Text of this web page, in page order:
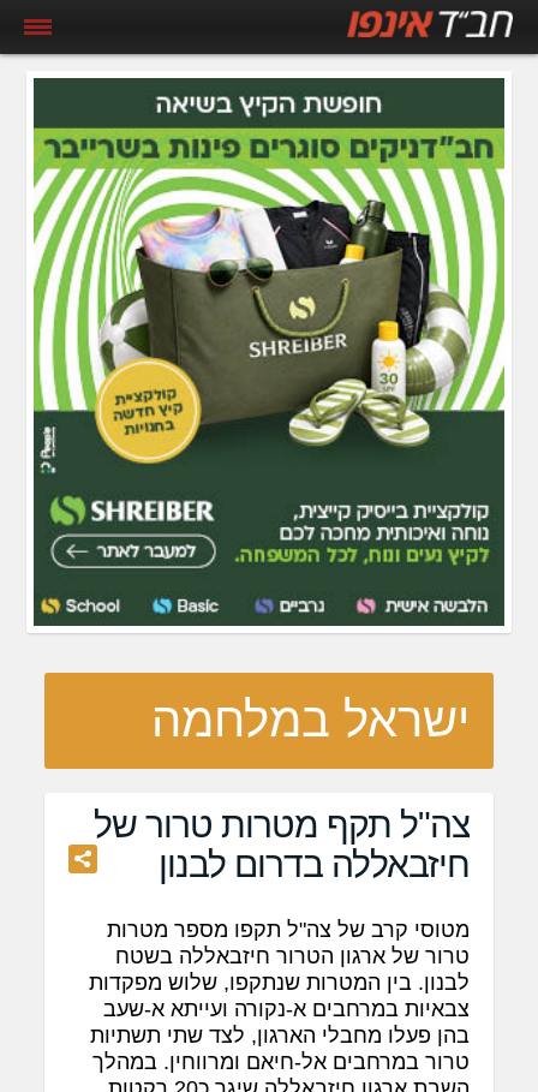
ישראל במלחמה
צה"ל תקף מטרות טרור של
חיזבאללה בדרום לבנון
מטוסי קרב של צה"ל תקפו מספר מטרות
טרור של ארגון הטרור חיזבאללה בשטח
לבנון.בין המטרות שנתקפו, שלוש מפקדות
צבאיות במרחבים א-נקורה ועייתא א-שעב
בהן פעלו מחבלי הארגון, לצד שתי תשתיות
טרור במרחבים אל-חיאם ומרווחין. במהלך